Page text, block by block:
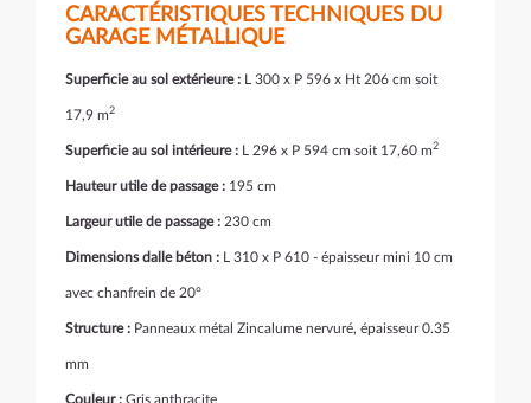
CARACTÉRISTIQUES TECHNIQUES DU
GARAGE MÉTALLIQUE
Superficie au sol extérieure : L 300 x P 596 x Ht 206 cm soit
17,9 m2
Superficie au sol intérieure : L 296 x P 594 cm soit 17,60 m2
Hauteur utile de passage : 195 cm
Largeur utile de passage : 230 cm
Dimensions dalle béton : L 310 x P 610 - épaisseur mini 10 cm
avec chanfrein de 20°
Structure : Panneaux métal Zincalume nervuré, épaisseur 0.35
mm
Couleur : Gris anthracite